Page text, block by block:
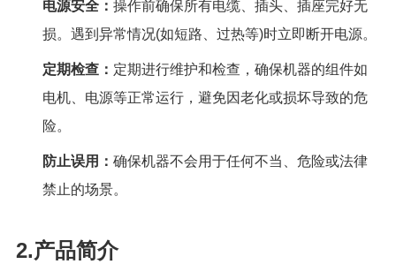
电源安全： 操作前确保所有电缆、插头、插座完好无
损。遇到异常情况(如短路、过热等)时立即断开电源。
定期检查： 定期进行维护和检查，确保机器的组件如
电机、电源等正常运行，避免因老化或损坏导致的危
险。
防止误用： 确保机器不会用于任何不当、危险或法律
禁止的场景。
2.产品简介